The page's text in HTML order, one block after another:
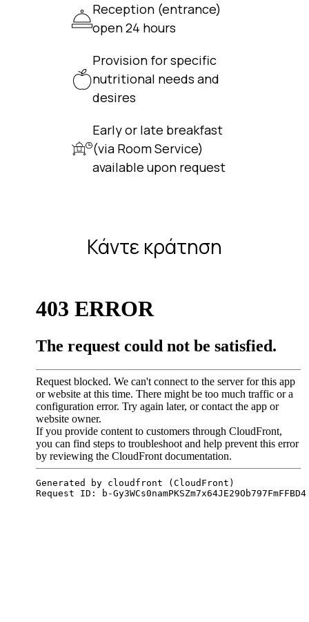
Reception (entrance)
open 24 hours
Provision for specific
nutritional needs and
desires
Early or late breakfast
(via Room Service)
available upon request
Κάντε κράτηση